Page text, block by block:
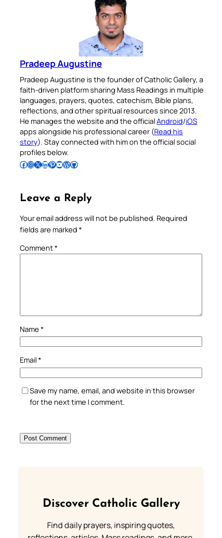
Pradeep Augustine
Pradeep Augustine is the founder of Catholic Gallery, a
faith-driven platform sharing Mass Readings in multiple
languages, prayers, quotes, catechism, Bible plans,
reflections, and other spiritual resources since 2013.
He manages the website and the officialAndroid/iOS
apps alongside his professional career (Read his
story). Stay connected with him on the official social
profiles below.
Follow Pradeep on Facebook Follow Pradeep on InstagramFollow Pradeep on X Follow Pradeep on LinkedIn Follow Pradeep on Pinterest Subscribe to Pradeep’s Youtube Channel Follow Pradeep on WordPress Follow Pradeep on GitHub
Leave a Reply
Your email address will not be published. Required
fields are marked *
Comment*
Name *
Email*
Save my name, email, and website in this browser
for the next time I comment.
Discover Catholic Gallery
Find daily prayers, inspiring quotes,